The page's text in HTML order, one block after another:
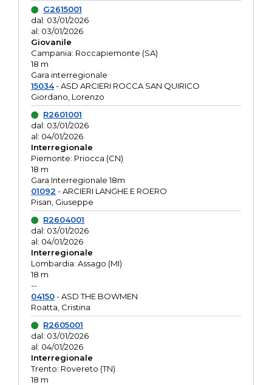
G2615001
dal: 03/01/2026
al: 03/01/2026
Giovanile
Campania: Roccapiemonte (SA)
18 m
Gara interregionale
15034- ASD ARCIERI ROCCA SAN QUIRICO
Giordano, Lorenzo
R2601001
dal: 03/01/2026
al: 04/01/2026
Interregionale
Piemonte: Priocca (CN)
18 m
Gara Interregionale 18m
01092 - ARCIERI LANGHE E ROERO
Pisan, Giuseppe
R2604001
dal: 03/01/2026
al: 04/01/2026
Interregionale
Lombardia: Assago (MI)
18 m
--
04150- ASD THE BOWMEN
Roatta, Cristina
R2605001
dal: 03/01/2026
al: 04/01/2026
Interregionale
Trento: Rovereto (TN)
18 m